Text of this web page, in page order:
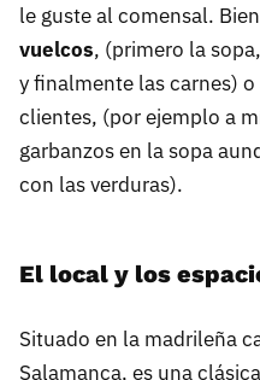
le guste al comensal.
vuelcos, (primero la
y finalmente las carnes)
clientes, (por ejemplo a
garbanzos en la sopa
con las verduras).
El local y los
Situado en la madrileña
Salamanca, es una